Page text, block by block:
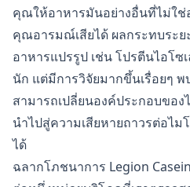
คุณให้อาหารมันอย่างอื่นที่ไม่ใช่
คุณอารมณ์เสียได้ ผลกระทบระย
อาหารแปรรูป เช่น โปรตีนไอโซ
นัก แต่มีการวิจัยมากขึ้นเรื่อยๆ
สามารถเปลี่ยนองค์ประกอบของ
นำไปสู่ความเสียหายถาวรต่อไ
ได้
ฉลากโภชนาการ Legion